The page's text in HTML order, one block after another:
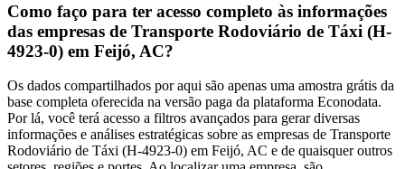
Como faço para ter acesso completo às informações
das empresas de Transporte Rodoviário de Táxi (H-
4923-0) em Feijó, AC?
Os dados compartilhados por aqui são apenas uma amostra grátis da
base completa oferecida na versão paga da plataforma Econodata.
Por lá, você terá acesso a filtros avançados para gerar diversas
informações e análises estratégicas sobre as empresas de Transporte
Rodoviário de Táxi (H-4923-0) em Feijó, AC e de quaisquer outros